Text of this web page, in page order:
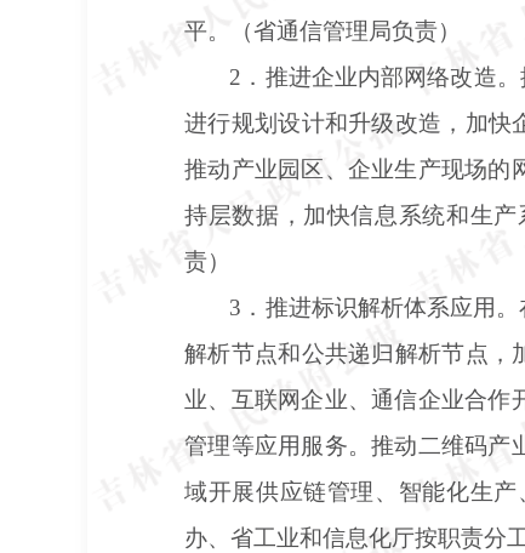
平。（省通信管理局负责）
2．推进企业内部网络改造
进行规划设计和升级改造，加快
推动产业园区、企业生产现场的
持层数据，加快信息系统和生
责）
3．推进标识解析体系应用
解析节点和公共递归解析节点，
业、互联网企业、通信企业合作
管理等应用服务。推动二维码产
域开展供应链管理、智能化生
办、省工业和信息化厅按职责分工